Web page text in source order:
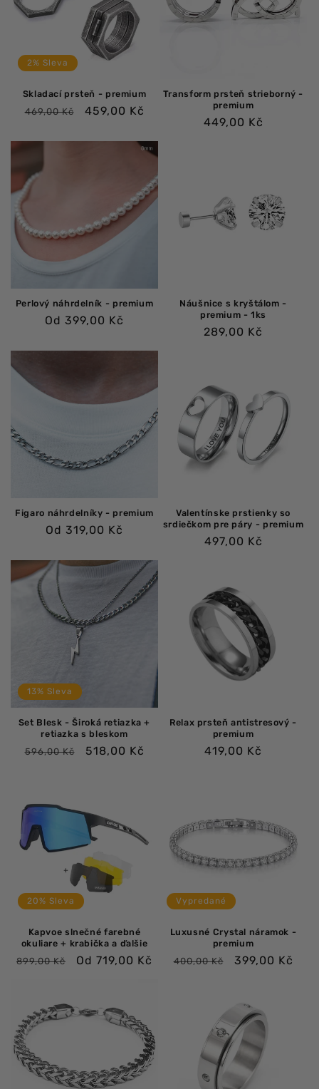
2% Sleva
Skladací prsteň - premium
Bežná
469,00 Kč
Výpredajová
459,00 Kč
Transform prsteň strieborný -
premium
Bežná
449,00 Kč
Perlový náhrdelník - premium
Bežná
Od 399,00 Kč
Náušnice s kryštálom -
premium - 1ks
Bežná
289,00 Kč
Figaro náhrdelníky - premium
Bežná
Od 319,00 Kč
Valentínske prstienky so
srdiečkom pre páry - premium
Bežná
497,00 Kč
13% Sleva
Set Blesk - Široká retiazka +
retiazka s bleskom
Bežná
596,00 Kč
Výpredajová
518,00 Kč
Relax prsteň antistresový -
premium
Bežná
419,00 Kč
20% Sleva
Kapvoe slnečné farebné
okuliare + krabička a ďalšie
Bežná
899,00 Kč
Výpredajová
Od 719,00 Kč
Vypredané
Luxusné Crystal náramok -
premium
Bežná
400,00 Kč
Výpredajová
399,00 Kč